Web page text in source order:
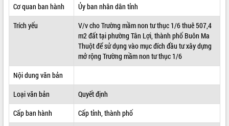
HỆ THỐNG VĂN BẢN
VĂN BẢN HĐND TỈNH
QUY HOẠCH - KẾ HOẠCH
Cơ quan ban hành
Ủy ban nhân dân tỉnh
Trích yếu
V/v cho Trường mầm non tư thục 1/6 thuê 507,4
m2 đất tại phường Tân Lợi, thành phố Buôn Ma
Thuột để sử dụng vào mục đích đầu tư xây dựng
mở rộng Trường mầm non tư thục 1/6
Nội dung văn bản
Loại văn bản
Quyết định
Cấp ban hành
Cấp tỉnh, thành phố